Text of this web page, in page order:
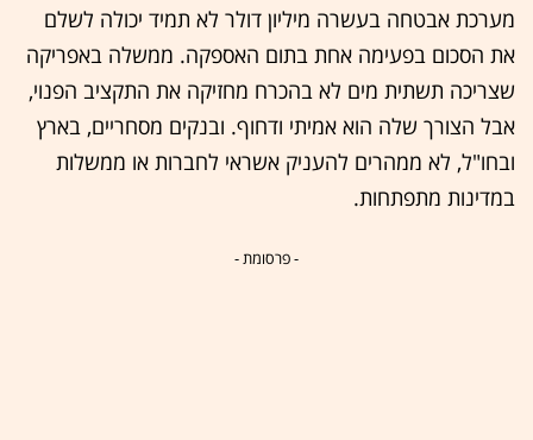
מערכת אבטחה בעשרה מיליון דולר לא תמיד יכולה לשלם
את הסכום בפעימה אחת בתום האספקה. ממשלה באפריקה
שצריכה תשתית מים לא בהכרח מחזיקה את התקציב הפנוי,
אבל הצורך שלה הוא אמיתי ודחוף. ובנקים מסחריים, בארץ
ובחו"ל, לא ממהרים להעניק אשראי לחברות או ממשלות
במדינות מתפתחות.
- פרסומת -